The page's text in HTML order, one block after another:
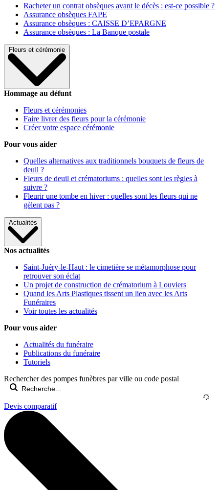
Racheter un contrat obsèques avant le décès : est-ce possible ?
Assurance obsèques FAPE
Assurance obsèques : CAISSE D’EPARGNE
Assurance obsèques : La Banque postale
Fleurs et cérémonie
Hommage au défunt
Fleurs et cérémonies
Faire livrer des fleurs pour la cérémonie
Créer votre espace cérémonie
Pour vous aider
Quelles alternatives aux traditionnels bouquets de fleurs de
deuil ?
Fleurs de deuil et crématoriums : quelles sont les règles à
suivre ?
Fleurir une tombe en hiver : quelles sont les fleurs qui ne
gèlent pas ?
Actualités
Nos actualités
Saint-Juéry-le-Haut : le cimetière se métamorphose pour
retrouver son éclat
Un projet de construction de crématorium à Louviers
Quand les Arts Plastiques tissent un lien avec les Arts
Funéraires
Voir toutes les actualités
Pour vous aider
Actualités du funéraire
Publications du funéraire
Tutoriels
Rechercher des pompes funèbres par ville ou code postal
Devis comparatif